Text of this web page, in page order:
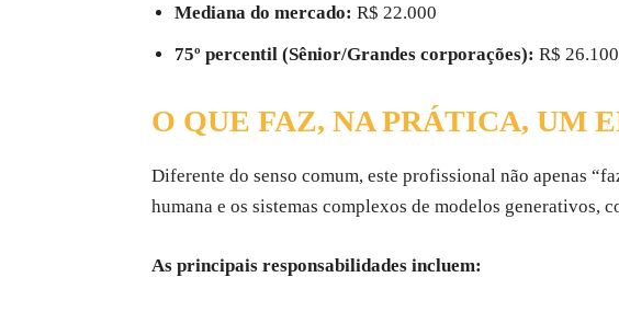
Mediana do mercado: R$ 22.000
75º percentil (Sênior/Grandes corporações): R$ 26.100
O QUE FAZ, NA PRÁTICA, UM
Diferente do senso comum, este profissional não apenas
humana e os sistemas complexos de modelos generativos,
As principais responsabilidades incluem: